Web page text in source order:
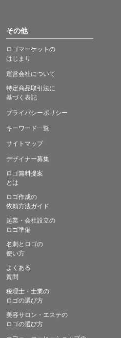
その他
ロゴマーケットの
はじまり
運営会社について
特定商品取引法に
基づく表記
プライバシーポリシー
キーワード一覧
サイトマップ
デザイナー募集
ロゴ無料提案
とは
ロゴ作成の
依頼方法ガイド
起業・会社設立の
ロゴ準備
名刺とロゴの
使い方
よくある
質問
税理士・士業の
ロゴの選び方
美容サロン・エステの
ロゴの選び方